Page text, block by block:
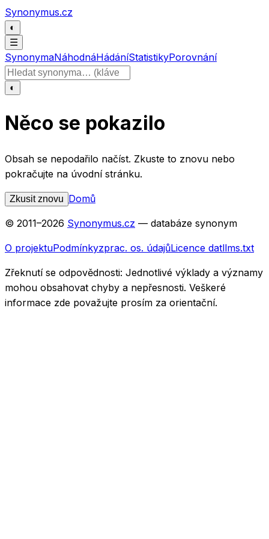
Přeskočit na obsah
Synonymus.cz
◐
☰
SynonymaNáhodnáHádáníStatistikyPorovnání
Hledat slovo
◐
Něco se pokazilo
Obsah se nepodařilo načíst. Zkuste to znovu nebo
pokračujte na úvodní stránku.
Zkusit znovu Domů
© 2011–2026 Synonymus.cz — databáze synonym
O projektuPodmínkyzprac. os. údajůLicence datllms.txt
Zřeknutí se odpovědnosti: Jednotlivé výklady a významy
mohou obsahovat chyby a nepřesnosti. Veškeré
informace zde považujte prosím za orientační.